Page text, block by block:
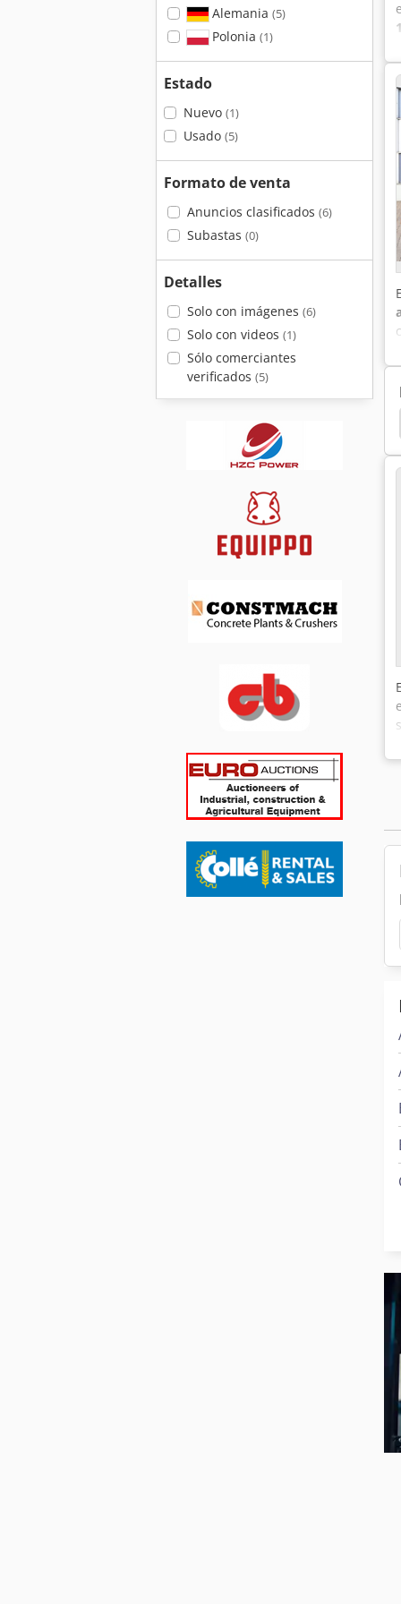
Alemania (5)
Polonia (1)
Estado
Nuevo (1)
Usado (5)
Formato de venta
Anuncios clasificados (6)
Subastas (0)
Detalles
Solo con imágenes (6)
Solo con videos (1)
Sólo comerciantes
verificados (5)